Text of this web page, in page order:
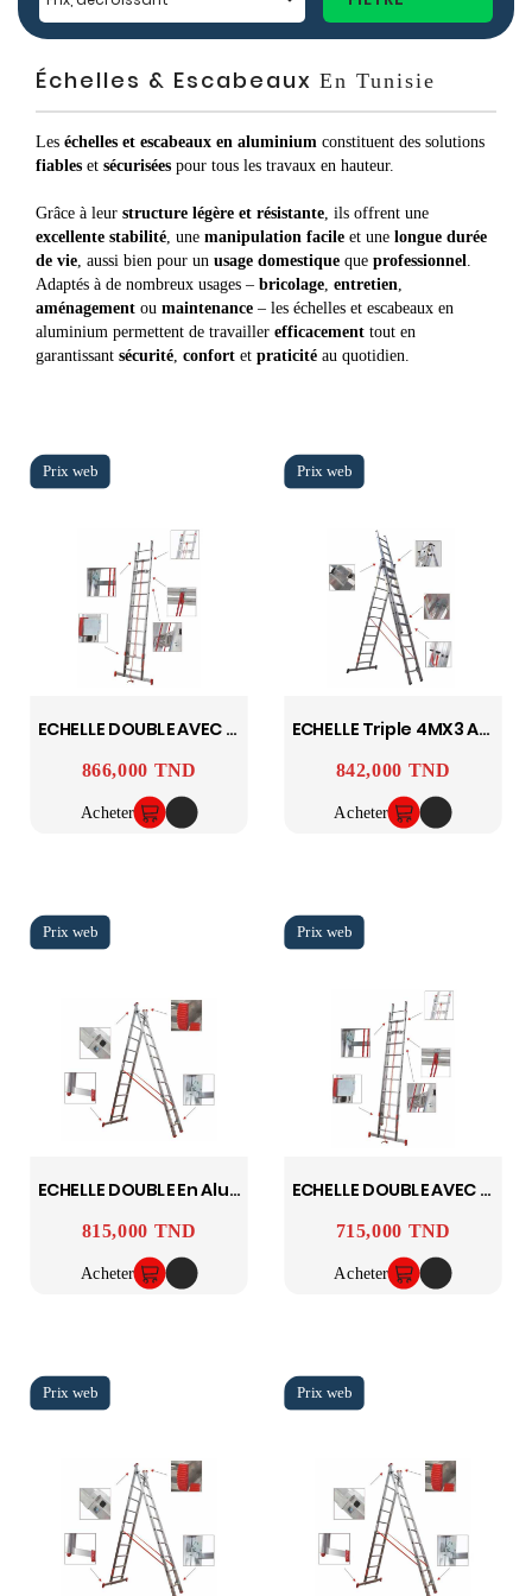
Échelles & Escabeaux En Tunisie
Les échelles et escabeaux en aluminium constituent des solutions
fiables et sécurisées pour tous les travaux en hauteur.
Grâce à leur structure légère et résistante , ils offrent une
excellente stabilité , une manipulation facile et une longue durée
de vie , aussi bien pour un usage domestique que professionnel
Adaptés à de nombreux usages – bricolage entretien
aménagement ou maintenance – les échelles et escabeaux en
aluminium permettent de travailler efficacement tout en
garantissant sécurité confort et praticité au quotidien.
ECHELLE DOUBLE AVEC CORDE 5MX2 ASCADA
Prix
866,000 TND
Acheter
ECHELLE Triple 4MX3 ASCADA
Prix
842,000 TND
Acheter
ECHELLE DOUBLE En Aluminium 6MX2 ASCADA
Prix
815,000 TND
Acheter
ECHELLE DOUBLE AVEC CORDE 4MX2 ASCADA
Prix
715,000 TND
Acheter